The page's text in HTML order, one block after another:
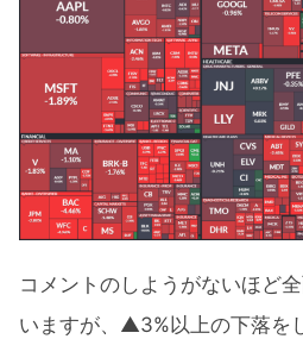
コメントのしようがないほど
いますが、▲3%以上の下落を